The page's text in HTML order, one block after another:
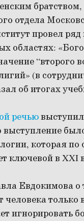
отдела
провел
областях:
(в
об итогах
речью
выступление
которая
ключевой в XXI
Евдокимова о
человека
игнорировать